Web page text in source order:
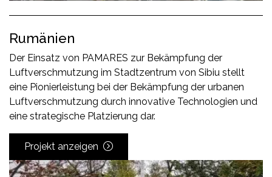
Rumänien
Der Einsatz von PAMARES zur Bekämpfung der
Luftverschmutzung im Stadtzentrum von Sibiu stellt
eine Pionierleistung bei der Bekämpfung der urbanen
Luftverschmutzung durch innovative Technologien und
eine strategische Platzierung dar.
Projekt anzeigen